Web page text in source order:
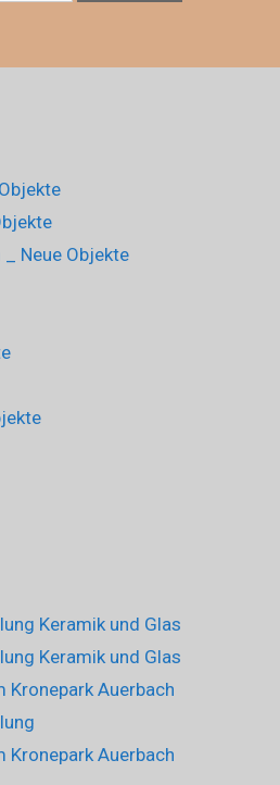
Neue Objekte
Keramik und Glas
Keramik und Glas
Auerbach
Auerbach